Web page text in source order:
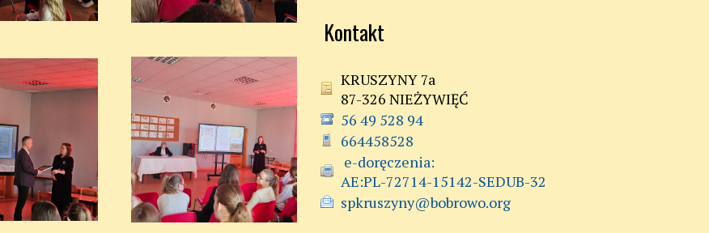
Kontakt
KRUSZYNY 7a
87-326 NIEŻYWIĘĆ
56 49 528 94
664458528
AE:PL-72714-15142-SEDUB-32
spkruszyny@bobrowo.org